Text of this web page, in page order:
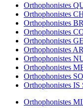
Orthophonistes
Orthophonistes
Orthophonistes
Orthophonistes
Orthophonistes
Orthophonistes
Orthophonistes
Orthophonistes
Orthophonistes
Orthophonistes
Orthophonistes